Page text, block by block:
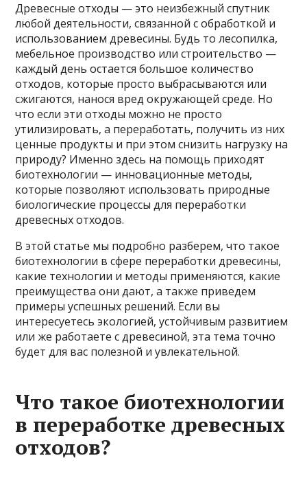
Древесные отходы — это неизбежный спутник
любой деятельности, связанной с обработкой и
использованием древесины. Будь то лесопилка,
мебельное производство или строительство —
каждый день остается большое количество
отходов, которые просто выбрасываются или
сжигаются, нанося вред окружающей среде. Но
что если эти отходы можно не просто
утилизировать, а переработать, получить из них
ценные продукты и при этом снизить нагрузку на
природу? Именно здесь на помощь приходят
биотехнологии — инновационные методы,
которые позволяют использовать природные
биологические процессы для переработки
древесных отходов.
В этой статье мы подробно разберем, что такое
биотехнологии в сфере переработки древесины,
какие технологии и методы применяются, какие
преимущества они дают, а также приведем
примеры успешных решений. Если вы
интересуетесь экологией, устойчивым развитием
или же работаете с древесиной, эта тема точно
будет для вас полезной и увлекательной.
Что такое биотехнологии
в переработке древесных
отходов?